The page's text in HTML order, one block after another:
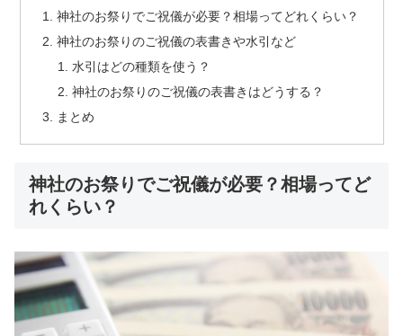
神社のお祭りでご祝儀が必要？相場ってどれくらい？
神社のお祭りのご祝儀の表書きや水引など
水引はどの種類を使う？
神社のお祭りのご祝儀の表書きはどうする？
まとめ
神社のお祭りでご祝儀が必要？相場ってど
れくらい？